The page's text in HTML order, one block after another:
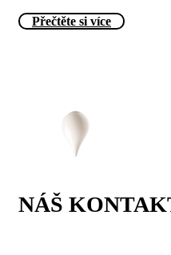
Přečtěte si více
NÁŠ